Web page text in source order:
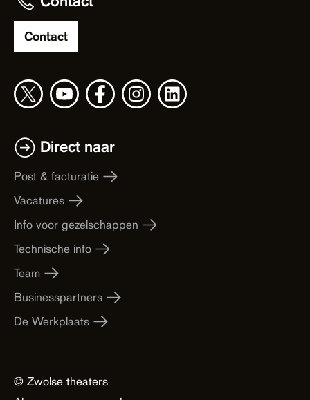
Contact
Direct naar
Post & facturatie
Vacatures
Info voor gezelschappen
Technische info
Team
Businesspartners
De Werkplaats
© Zwolse theaters